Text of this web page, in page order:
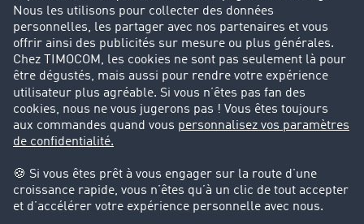
Parrainage clients
Success Stories
Cadre légal
Mentions légales
Protection des données